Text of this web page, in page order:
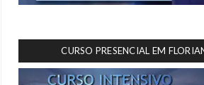
CURSO PRESENCIAL EM